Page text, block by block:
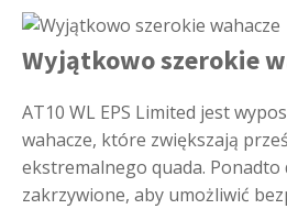
Wyjątkowo szerokie
AT10 WL EPS Limited jest
wahacze, które zwiększają
ekstremalnego quada. Ponadto
zakrzywione, aby umożliwić